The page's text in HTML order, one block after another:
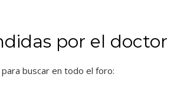
por el doctor
buscar en todo el foro: